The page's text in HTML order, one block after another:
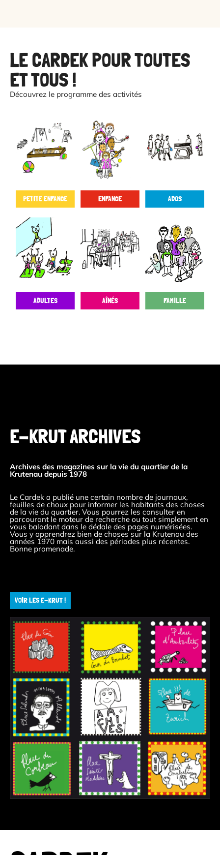
LE CARDEK POUR TOUTES
ET TOUS !
Découvrez le programme des activités
PETITE ENFANCE ENFANCE ADOS
ADULTES AÎNÉS FAMILLE
E-KRUT ARCHIVES
Archives des magazines sur la vie du quartier de la
Krutenau depuis 1978
Le Cardek a publié une certain nombre de journaux,
feuilles de choux pour informer les habitants des choses
de la vie du quartier. Vous pourrez les consulter en
parcourant le moteur de recherche ou tout simplement en
vous baladant dans le dédale des pages numérisées.
Vous y apprendrez bien de choses sur la Krutenau des
années 1970 mais aussi des périodes plus récentes.
Bonne promenade.
VOIR LES E-KRUT !